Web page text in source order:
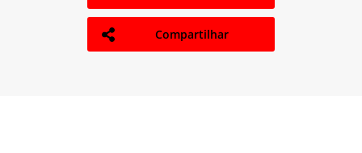
Compartilhar